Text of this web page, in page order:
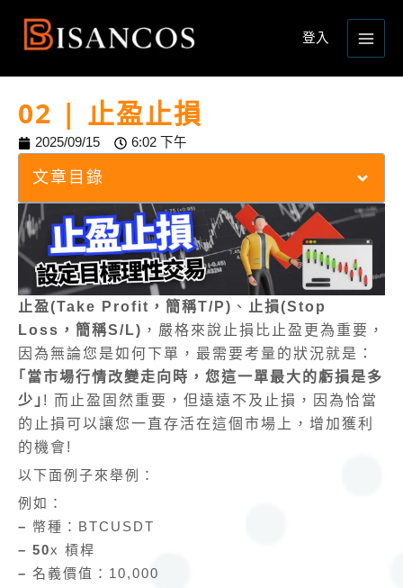
登入
Main
Menu
02 | 止盈止損
2025/09/15 6:02 下午
文章目錄
止盈(Take Profit，簡稱T/P) 、
止損(Stop
Loss，簡稱S/L) ，嚴格來說止損比止盈更為重要，
因為無論您是如何下單，最需要考量的狀況就是：
｢當市場行情改變走向時，您這一單最大的虧損是多
少｣ ! 而止盈固然重要，但遠遠不及止損，因為恰當
的止損可以讓您一直存活在這個市場上，增加獲利
的機會!
以下面例子來舉例：
例如：
– 幣種：BTCUSDT
– 50x 槓桿
– 名義價值：10,000